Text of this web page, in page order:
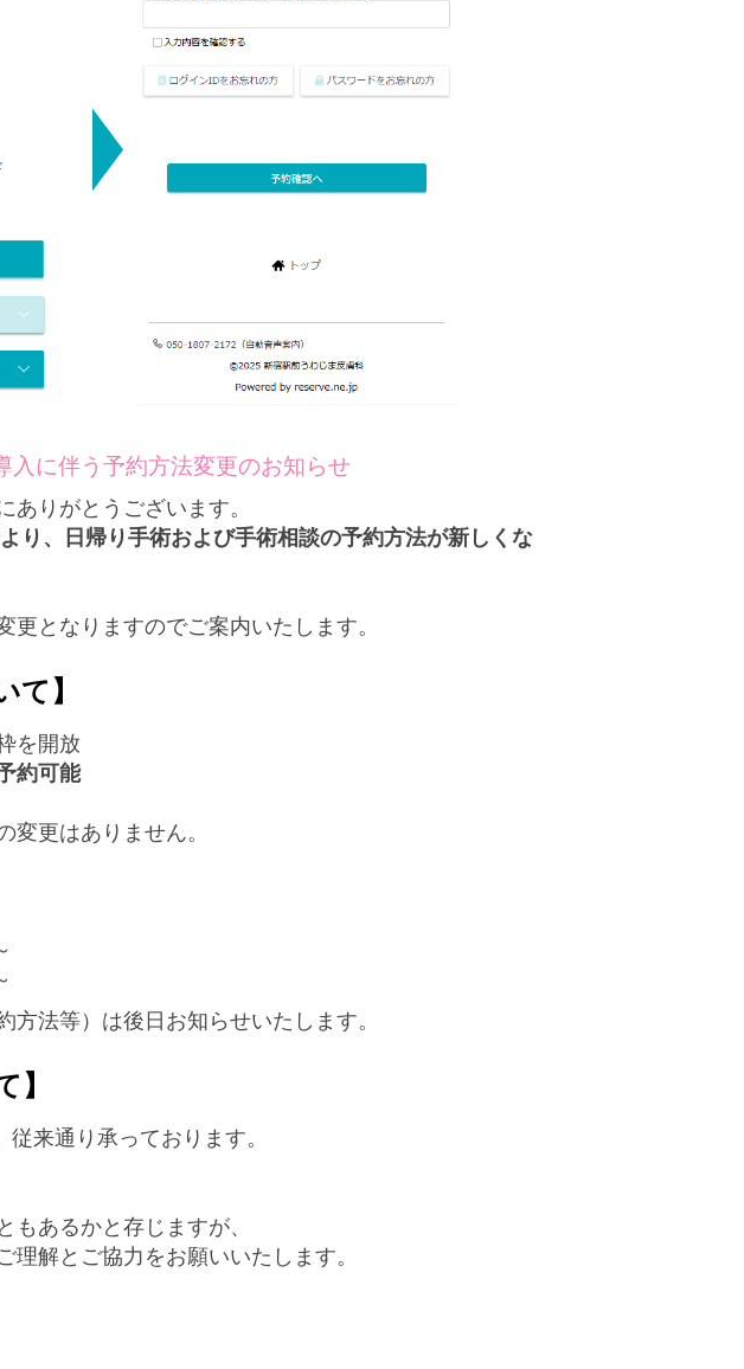
入に伴う予約方法変更のお知らせ
ありがとうございます。
り、日帰り手術および手術相談の予約方法が新しくな
となりますのでご案内いたします。
て】
を開放
約可能
更はありません。
法等）は後日お知らせいたします。
】
来通り承っております。
もあるかと存じますが、
解とご協力をお願いいたします。